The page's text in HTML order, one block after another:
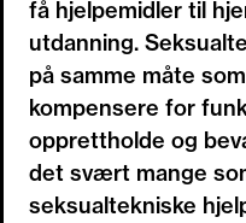
få hjelpemidler til
utdanning.
på samme måte
kompensere for
opprettholde og
det svært mange
seksualtekniske